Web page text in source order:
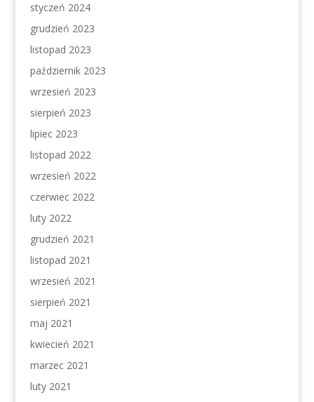
styczeń 2024
grudzień 2023
listopad 2023
październik 2023
wrzesień 2023
sierpień 2023
lipiec 2023
listopad 2022
wrzesień 2022
czerwiec 2022
luty 2022
grudzień 2021
listopad 2021
wrzesień 2021
sierpień 2021
maj 2021
kwiecień 2021
marzec 2021
luty 2021